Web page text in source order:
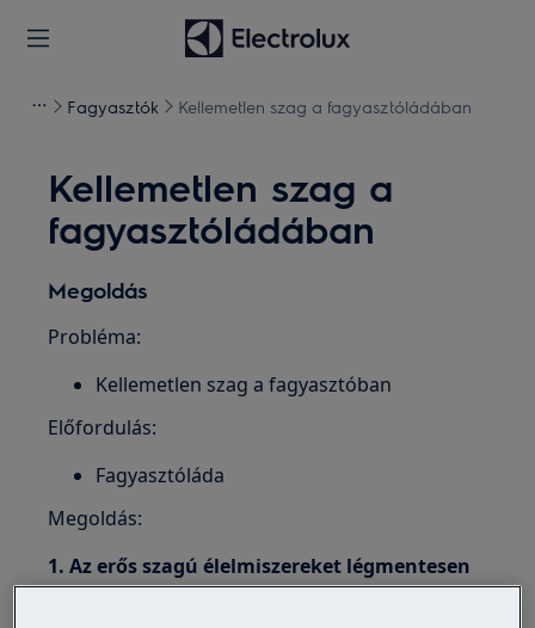
Fagyasztók Kellemetlen szag a fagyasztóládában
Kellemetlen szag a
fagyasztóládában
Megoldás
Probléma:
Kellemetlen szag a fagyasztóban
Előfordulás:
Fagyasztóláda
Megoldás:
1. Az erős szagú élelmiszereket légmentesen
záródó tartóban tárolja